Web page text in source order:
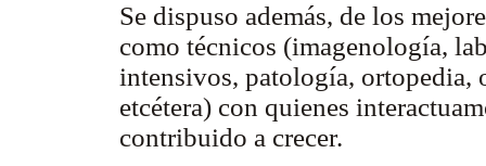
Se dispuso además, de los
como técnicos (imagenología,
intensivos, patología,
etcétera) con quienes
contribuido a crecer.